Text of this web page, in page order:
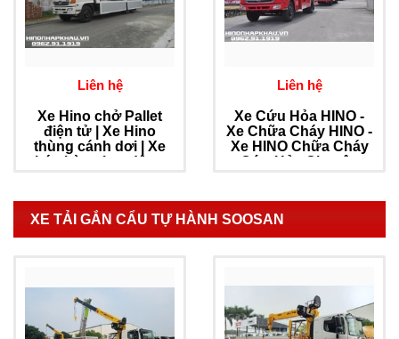
Liên hệ
Xe Hino chở Pallet
điện tử | Xe Hino
thùng cánh dơi | Xe
bán hàng lưu động
Liên hệ
Xe Cứu Hỏa HINO -
Xe Chữa Cháy HINO -
Xe HINO Chữa Cháy
Cứu Hỏa Chuyên
XE TẢI GẮN CẨU TỰ HÀNH SOOSAN